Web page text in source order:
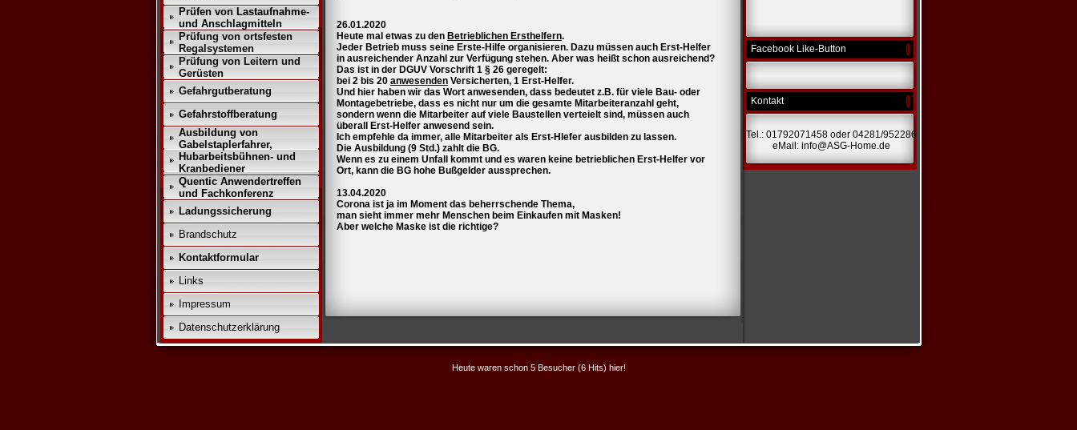
Prüfen von Lastaufnahme-
und Anschlagmitteln
Prüfung von ortsfesten
Regalsystemen
Prüfung von Leitern und
Gerüsten
Gefahrgutberatung
Gefahrstoffberatung
Ausbildung von
Gabelstaplerfahrer,
Hubarbeitsbühnen- und
Kranbediener
Quentic Anwendertreffen
und Fachkonferenz
Ladungssicherung
Brandschutz
Kontaktformular
Links
Impressum
Datenschutz­erklärung
26.01.2020
Heute mal etwas zu den Betrieblichen Ersthelfern.
Jeder Betrieb muss seine Erste-Hilfe organisieren. Dazu müssen auch Erst-Helfer
in ausreichender Anzahl zur Verfügung stehen. Aber was heißt schon ausreichend?
Das ist in der DGUV Vorschrift 1 § 26 geregelt:
bei 2 bis 20 anwesenden Versicherten, 1 Erst-Helfer.
Und hier haben wir das Wort anwesenden, dass bedeutet z.B. für viele Bau- oder
Montagebetriebe, dass es nicht nur um die gesamte Mitarbeiteranzahl geht,
sondern wenn die Mitarbeiter auf viele Baustellen verteielt sind, müssen auch
überall Erst-Helfer anwesend sein.
Ich empfehle da immer, alle Mitarbeiter als Erst-Hlefer ausbilden zu lassen.
Die Ausbildung (9 Std.) zahlt die BG.
Wenn es zu einem Unfall kommt und es waren keine betrieblichen Erst-Helfer vor
Ort, kann die BG hohe Bußgelder aussprechen.
13.04.2020
Corona ist ja im Moment das beherrschende Thema,
man sieht immer mehr Menschen beim Einkaufen mit Masken!
Aber welche Maske ist die richtige?
Facebook Like-Button
Kontakt
Tel.: 01792071458 oder 04281/952286
eMail: info@ASG-Home.de
Heute waren schon 5 Besucher (6 Hits) hier!